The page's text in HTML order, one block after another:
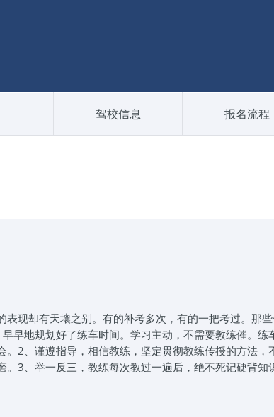
驾校信息 报名流程
现却有天壤之别。有的补考多次，有的一把考过。那
早地规划好了练车时间。学习主动，不需要教练催。练
2、谨遵指导，相信教练，坚定贯彻教练传授的方法，
3、举一反三，教练每次教过一遍后，绝不死记硬背知
理，并能举一反三，融会贯通。4、善于沟通，每次练车